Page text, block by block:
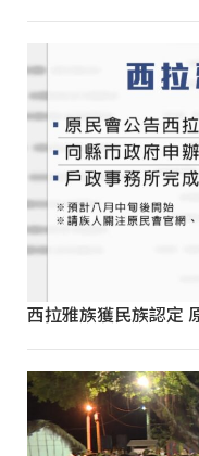
西拉雅族獲民族認定